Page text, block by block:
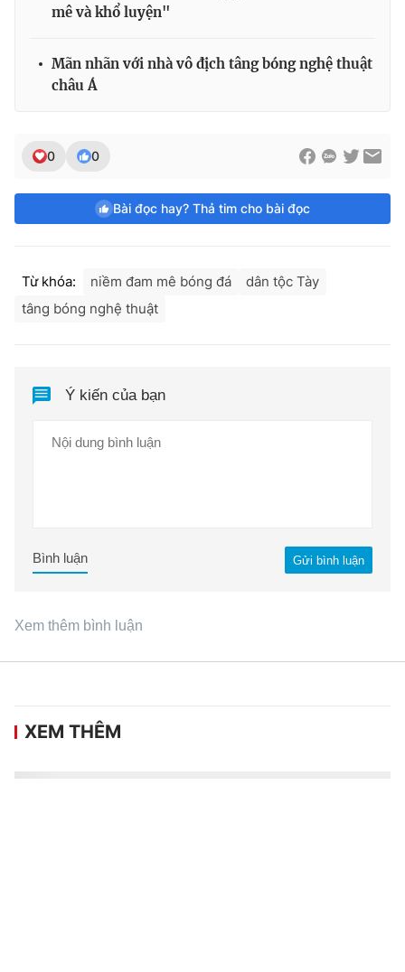
mê và khổ luyện"
Mãn nhãn với nhà vô địch tâng bóng nghệ thuật
châu Á
0 0
Bài đọc hay? Thả tim cho bài đọc
Từ khóa: niềm đam mê bóng đá
dân tộc Tày
tâng bóng nghệ thuật
Ý kiến của bạn
Gửi bình luận
Bình luận
Xem thêm bình luận
XEM THÊM